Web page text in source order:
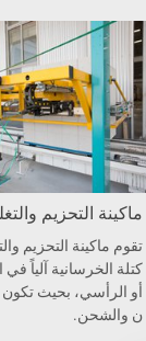
ماكينة التحزيم
تقوم ماكينة التحزيم
كتلة الخرسانية آلياً في
أو الرأسي، بحيث
ن والشحن.